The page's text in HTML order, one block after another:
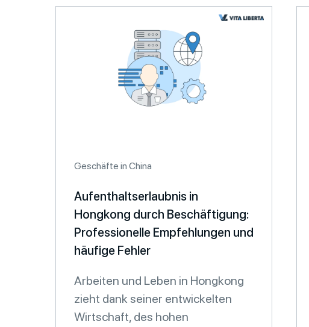
Geschäfte in China
Aufenthaltserlaubnis in
Hongkong durch Beschäftigung:
Professionelle Empfehlungen und
häufige Fehler
Arbeiten und Leben in Hongkong
zieht dank seiner entwickelten
Wirtschaft, des hohen